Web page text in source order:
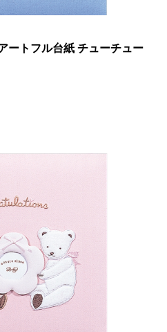
ートフル台紙 チューチュー